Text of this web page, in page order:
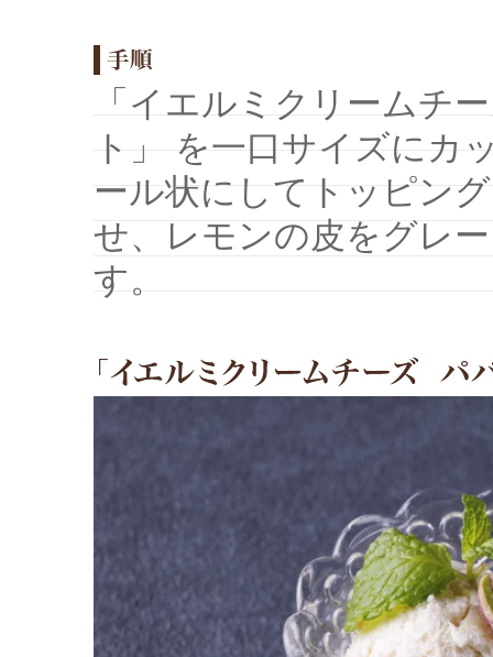
「イエルミクリームチ
ト」 を一口サイズにカ
ール状にしてトッピン
せ、レモンの皮をグレ
す。